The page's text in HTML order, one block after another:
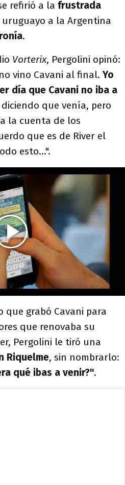
refirió a la frustrada
a la Argentina
.
Vorterix, Pergolini opinó:
vino Cavani al final. Yo
día que Cavani no iba a
que venía, pero
la cuenta de los
que es de River el
esto...".
que grabó Cavani para
que renovaba su
Pergolini le tiró una
Riquelme, sin nombrarlo:
qué ibas a venir?".